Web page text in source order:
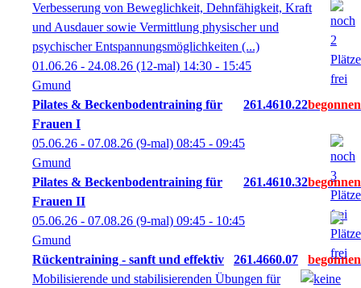
Verbesserung von Beweglichkeit, Dehnfähigkeit, Kraft
und Ausdauer sowie Vermittlung physischer und
psychischer Entspannungsmöglichkeiten (...)
01.06.26 - 24.08.26 (12-mal) 14:30 - 15:45
Gmund
Pilates & Beckenbodentraining für
Frauen I
261.4610.22
05.06.26 - 07.08.26 (9-mal) 08:45 - 09:45
Gmund
Pilates & Beckenbodentraining für
Frauen II
261.4610.32
05.06.26 - 07.08.26 (9-mal) 09:45 - 10:45
Gmund
Rückentraining - sanft und effektiv
261.4660.07
Mobilisierende und stabilisierenden Übungen für